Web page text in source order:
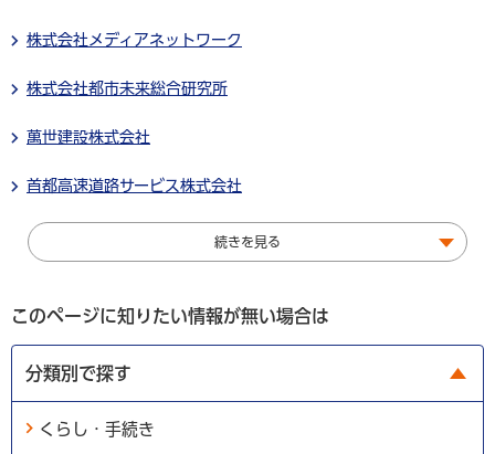
株式会社メディアネットワーク
株式会社都市未来総合研究所
萬世建設株式会社
首都高速道路サービス株式会社
続きを見る
このページに知りたい情報が無い場合は
分類別で探す
くらし・手続き